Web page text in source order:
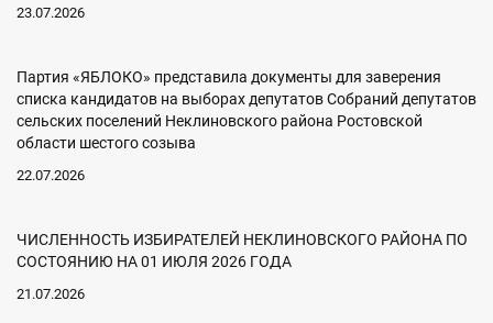
23.07.2026
Партия «ЯБЛОКО» представила документы для заверения
списка кандидатов на выборах депутатов Собраний депутатов
сельских поселений Неклиновского района Ростовской
области шестого созыва
22.07.2026
ЧИСЛЕННОСТЬ ИЗБИРАТЕЛЕЙ НЕКЛИНОВСКОГО РАЙОНА ПО
СОСТОЯНИЮ НА 01 ИЮЛЯ 2026 ГОДА
21.07.2026